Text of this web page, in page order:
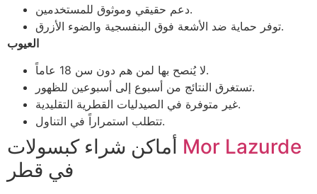
دعم حقيقي وموثوق للمستخدمين.
توفر حماية ضد الأشعة فوق البنفسجية والضوء الأزرق.
العيوب
لا يُنصح بها لمن هم دون سن 18 عاماً.
تستغرق النتائج من أسبوع إلى أسبوعين للظهور.
غير متوفرة في الصيدليات القطرية التقليدية.
تتطلب استمراراً في التناول.
Mor Lazurde
في قطر